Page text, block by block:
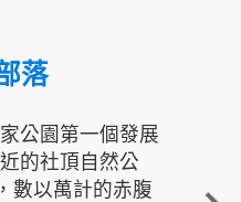
落
公園第一個發展
的社頂自然公
數以萬計的赤腹
重